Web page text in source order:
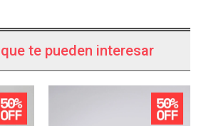
te pueden interesar